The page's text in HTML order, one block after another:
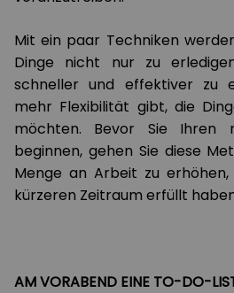
Mit ein paar Techniken
Dinge nicht nur zu
schneller und effektiver zu
mehr Flexibilität gibt, die
möchten. Bevor Sie Ihren
beginnen, gehen Sie diese
Menge an Arbeit zu
kürzeren Zeitraum erfüllt
AM VORABEND EINE TO-DO-